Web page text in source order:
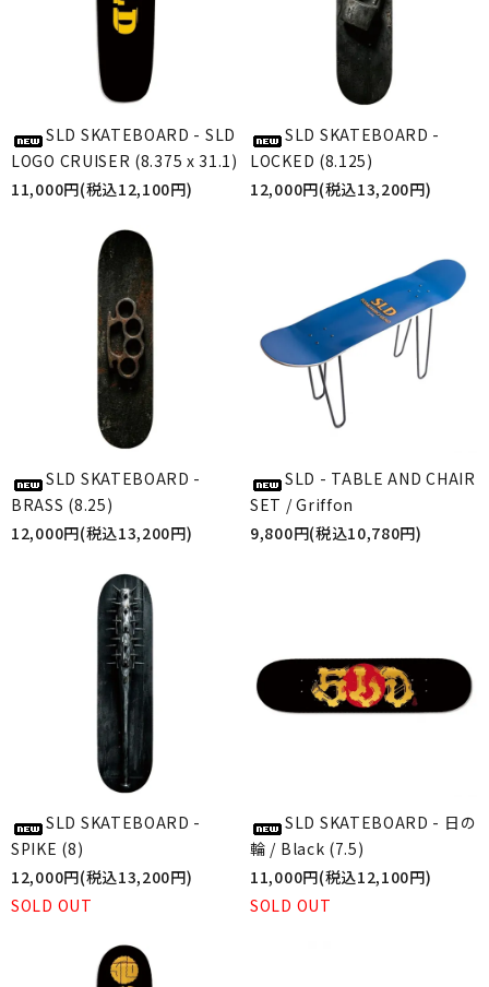
SLD SKATEBOARD - SLD
LOGO CRUISER (8.375 x 31.1)
11,000円(税込12,100円)
SLD SKATEBOARD -
LOCKED (8.125)
12,000円(税込13,200円)
SLD SKATEBOARD -
BRASS (8.25)
12,000円(税込13,200円)
SLD - TABLE AND CHAIR
SET / Griffon
9,800円(税込10,780円)
SLD SKATEBOARD -
SPIKE (8)
12,000円(税込13,200円)
SOLD OUT
SLD SKATEBOARD - 日の
輪 / Black (7.5)
11,000円(税込12,100円)
SOLD OUT